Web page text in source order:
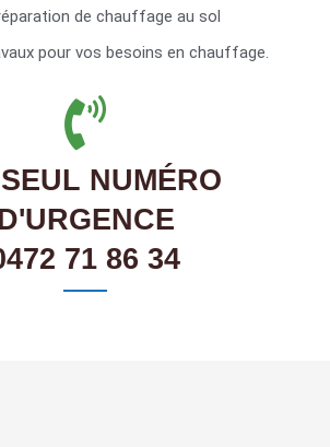
de chauffage au sol
pour vos besoins en chauffage.
NUMÉRO
71 86 34